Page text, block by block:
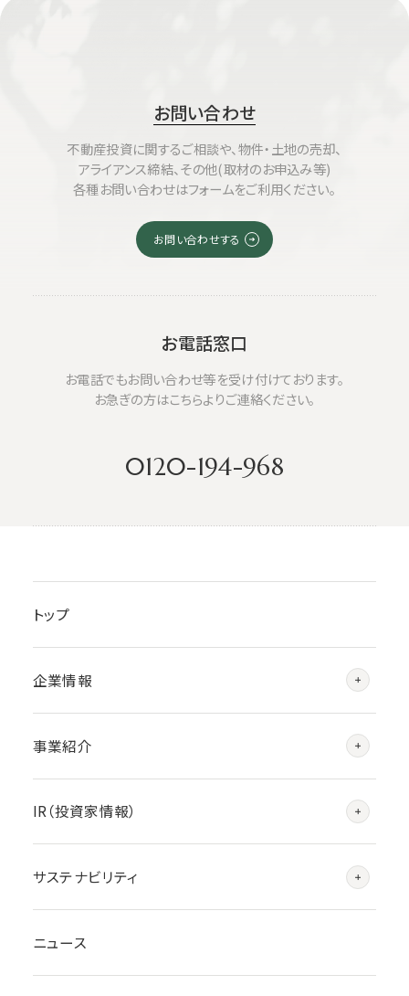
お問い合わせ
不動産投資に関するご相談や、物件・土地の売却、
アライアンス締結、その他(取材のお申込み等)
各種お問い合わせはフォームをご利用ください。
お問い合わせする
お電話窓口
お電話でもお問い合わせ等を受け付けております。
お急ぎの方はこちらよりご連絡ください。
0120-194-968
トップ
企業情報
事業紹介
IR（投資家情報）
サステナビリティ
ニュース